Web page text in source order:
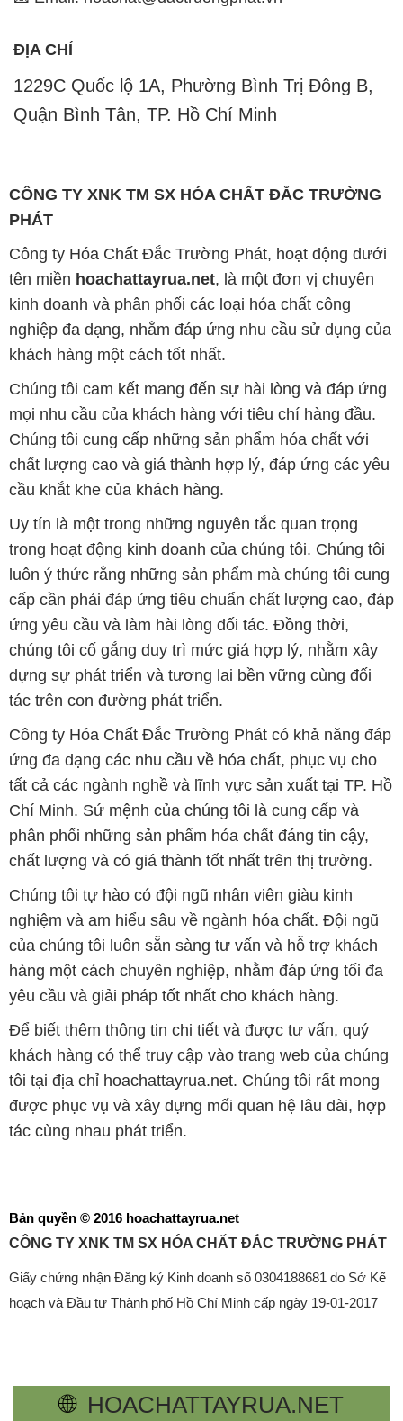
ĐỊA CHỈ
1229C Quốc lộ 1A, Phường Bình Trị Đông B,
Quận Bình Tân, TP. Hồ Chí Minh
CÔNG TY XNK TM SX HÓA CHẤT ĐẮC TRƯỜNG
PHÁT
Công ty Hóa Chất Đắc Trường Phát, hoạt động dưới
tên miền hoachattayrua.net, là một đơn vị chuyên
kinh doanh và phân phối các loại hóa chất công
nghiệp đa dạng, nhằm đáp ứng nhu cầu sử dụng của
khách hàng một cách tốt nhất.
Chúng tôi cam kết mang đến sự hài lòng và đáp ứng
mọi nhu cầu của khách hàng với tiêu chí hàng đầu.
Chúng tôi cung cấp những sản phẩm hóa chất với
chất lượng cao và giá thành hợp lý, đáp ứng các yêu
cầu khắt khe của khách hàng.
Uy tín là một trong những nguyên tắc quan trọng
trong hoạt động kinh doanh của chúng tôi. Chúng tôi
luôn ý thức rằng những sản phẩm mà chúng tôi cung
cấp cần phải đáp ứng tiêu chuẩn chất lượng cao, đáp
ứng yêu cầu và làm hài lòng đối tác. Đồng thời,
chúng tôi cố gắng duy trì mức giá hợp lý, nhằm xây
dựng sự phát triển và tương lai bền vững cùng đối
tác trên con đường phát triển.
Công ty Hóa Chất Đắc Trường Phát có khả năng đáp
ứng đa dạng các nhu cầu về hóa chất, phục vụ cho
tất cả các ngành nghề và lĩnh vực sản xuất tại TP. Hồ
Chí Minh. Sứ mệnh của chúng tôi là cung cấp và
phân phối những sản phẩm hóa chất đáng tin cậy,
chất lượng và có giá thành tốt nhất trên thị trường.
Chúng tôi tự hào có đội ngũ nhân viên giàu kinh
nghiệm và am hiểu sâu về ngành hóa chất. Đội ngũ
của chúng tôi luôn sẵn sàng tư vấn và hỗ trợ khách
hàng một cách chuyên nghiệp, nhằm đáp ứng tối đa
yêu cầu và giải pháp tốt nhất cho khách hàng.
Để biết thêm thông tin chi tiết và được tư vấn, quý
khách hàng có thể truy cập vào trang web của chúng
tôi tại địa chỉ hoachattayrua.net. Chúng tôi rất mong
được phục vụ và xây dựng mối quan hệ lâu dài, hợp
tác cùng nhau phát triển.
Bản quyền © 2016 hoachattayrua.net
CÔNG TY XNK TM SX HÓA CHẤT ĐẮC TRƯỜNG PHÁT
Giấy chứng nhận Đăng ký Kinh doanh số 0304188681 do Sở Kế
hoạch và Đầu tư Thành phố Hồ Chí Minh cấp ngày 19-01-2017
🌐 HOACHATTAYRUA.NET